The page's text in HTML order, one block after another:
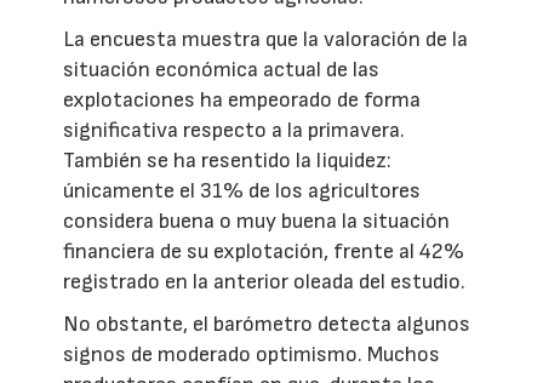
La encuesta muestra que la valoración de la
situación económica actual de las
explotaciones ha empeorado de forma
significativa respecto a la primavera.
También se ha resentido la liquidez:
únicamente el 31% de los agricultores
considera buena o muy buena la situación
financiera de su explotación, frente al 42%
registrado en la anterior oleada del estudio.
No obstante, el barómetro detecta algunos
signos de moderado optimismo. Muchos